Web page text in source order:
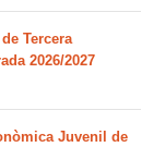
Tercera
2026/2027
Juvenil de